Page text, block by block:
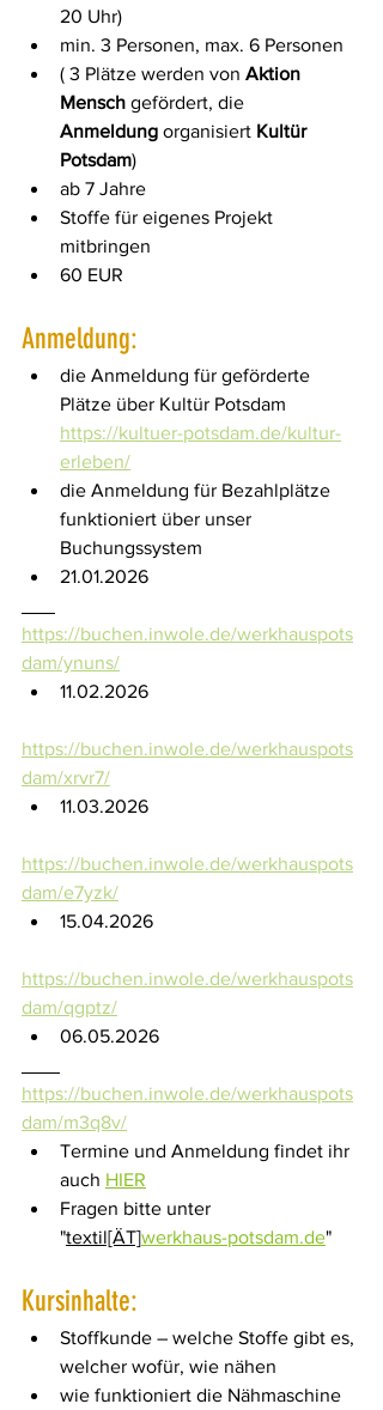
20 Uhr)
min. 3 Personen, max. 6 Personen
( 3 Plätze werden von Aktion
Mensch gefördert, die
Anmeldung organisiert Kultür
Potsdam)
ab 7 Jahre
Stoffe für eigenes Projekt
mitbringen
60 EUR
Anmeldung:
die Anmeldung für geförderte
Plätze über Kultür Potsdam
https://kultuer-potsdam.de/kultur-
erleben/
die Anmeldung für Bezahlplätze
funktioniert über unser
Buchungssystem
21.01.2026
https://buchen.inwole.de/werkhauspots
dam/ynuns/
11.02.2026
https://buchen.inwole.de/werkhauspots
dam/xrvr7/
11.03.2026
https://buchen.inwole.de/werkhauspots
dam/e7yzk/
15.04.2026
https://buchen.inwole.de/werkhauspots
dam/qgptz/
06.05.2026
https://buchen.inwole.de/werkhauspots
dam/m3q8v/
Termine und Anmeldung findet ihr
auch HIER
Fragen bitte unter
"textil[ÄT]werkhaus-potsdam.de"
Kursinhalte:
Stoffkunde – welche Stoffe gibt es,
welcher wofür, wie nähen
wie funktioniert die Nähmaschine